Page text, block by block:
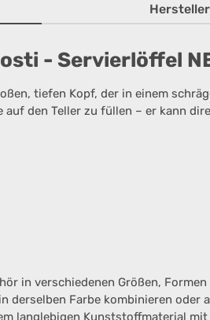
Hersteller
- Servierlöffel
tiefen Kopf, der in einem
auf den Teller zu füllen – er kann
in verschiedenen Größen,
derselben Farbe kombinieren
langlebigen Kunststoffmaterial